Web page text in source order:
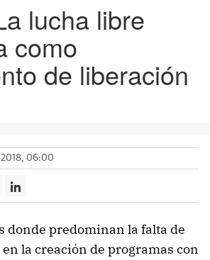
lucha libre
como
de liberación
2018, 06:00
donde predominan la falta de
la creación de programas con